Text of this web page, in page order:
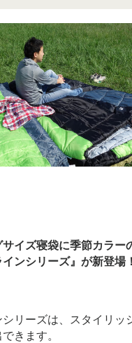
イズ寝袋に季節カラー
インシリーズ』 が新登場！
リーズは、スタイリッ
きます。